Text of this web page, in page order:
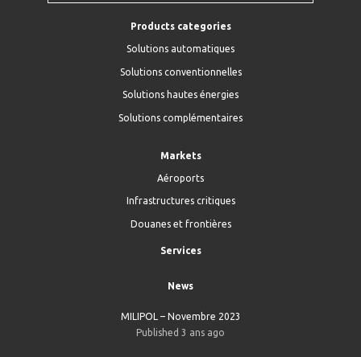
Products categories
Solutions automatiques
Solutions conventionnelles
Solutions hautes énergies
Solutions complémentaires
Markets
Aéroports
Infrastructures critiques
Douanes et frontières
Services
News
MILIPOL – Novembre 2023
Published 3 ans ago